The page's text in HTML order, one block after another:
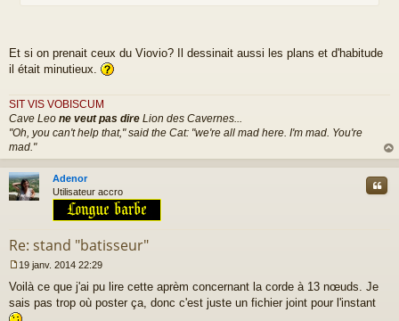
e
l
u
Et si on prenait ceux du Viovio? Il dessinait aussi les plans et d'habitude
il était minutieux.
SIT VIS VOBISCUM
Cave Leo ne veut pas dire Lion des Cavernes...
"Oh, you can't help that," said the Cat: "we're all mad here. I'm mad. You're
mad."
au
Adenor
Utilisateur accro
Re: stand "batisseur"
Citer
e
s
s
19 janv. 2014 22:29
Voilà ce que j'ai pu lire cette aprèm concernant la corde à 13 nœuds. Je
sais pas trop où poster ça, donc c'est juste un fichier joint pour l'instant